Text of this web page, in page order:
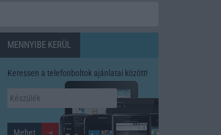
MENNYIBE KERÜL
Keressen a telefonboltok ajánlatai között!